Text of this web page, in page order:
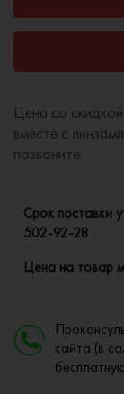
Цена со
вместе с
позвоните.
Cрок поставки
502-92-28
Цена на товар
сайта (в